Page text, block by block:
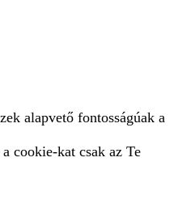
alapvető fontosságúak a
cookie-kat csak az Te